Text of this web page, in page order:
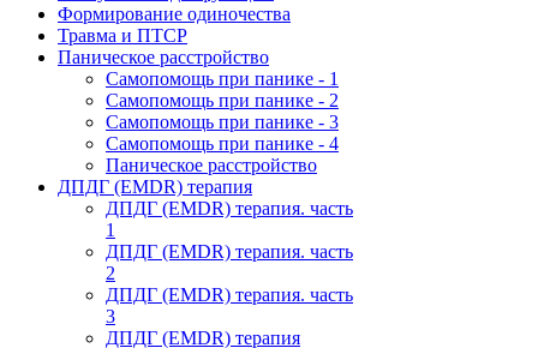
Формирование одиночества
Травма и ПТСР
Паническое расстройство
Самопомощь при панике - 1
Самопомощь при панике - 2
Самопомощь при панике - 3
Самопомощь при панике - 4
Паническое расстройство
ДПДГ (EMDR) терапия
ДПДГ (EMDR) терапия. часть
1
ДПДГ (EMDR) терапия. часть
2
ДПДГ (EMDR) терапия. часть
3
ДПДГ (EMDR) терапия